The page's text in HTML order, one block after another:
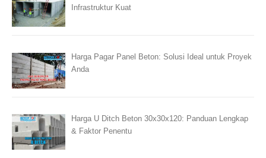
Infrastruktur Kuat
Harga Pagar Panel Beton: Solusi Ideal untuk Proyek
Anda
Harga U Ditch Beton 30x30x120: Panduan Lengkap
& Faktor Penentu